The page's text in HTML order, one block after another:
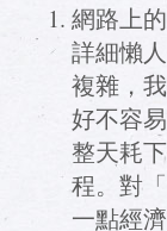
網路上
詳細懶
複雜，
好不容
整天耗
程。對
一點經